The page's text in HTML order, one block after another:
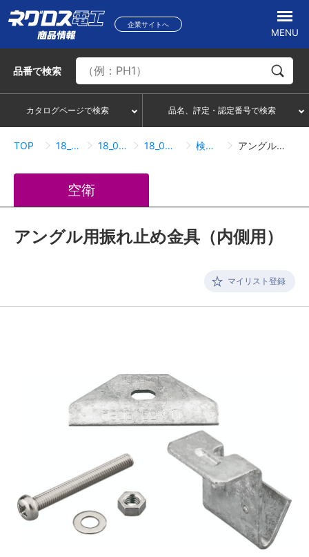
企業サイトへ
MENU
品番で検索
カタログページで検索 品名、評定・認定番号で検索
TOP 18_冷媒管ラック 18_08_接続・附属品 18_08_01_接続・附属品 検索結果一覧 アングル用振れ止め金具（内側用）
空衛
アングル用振れ止め金具（内側用）
マイリスト登録